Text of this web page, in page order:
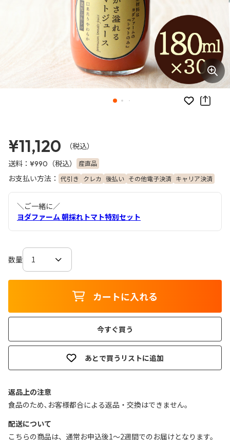
お気に入り
¥11,120
（税込）
送料： ¥990 （税込） 産直品
お支払い方法： 代引き クレカ 後払い その他電子決済 キャリア決済
＼ご一緒に／
ヨダファーム 朝採れトマト特別セット
数量
カートに入れる
今すぐ買う
あとで買うリストに追加
返品上の注意
食品のため､お客様都合による返品・交換はできません｡
配送について
こちらの商品は、通常お申込後1～2週間でのお届けとなります。